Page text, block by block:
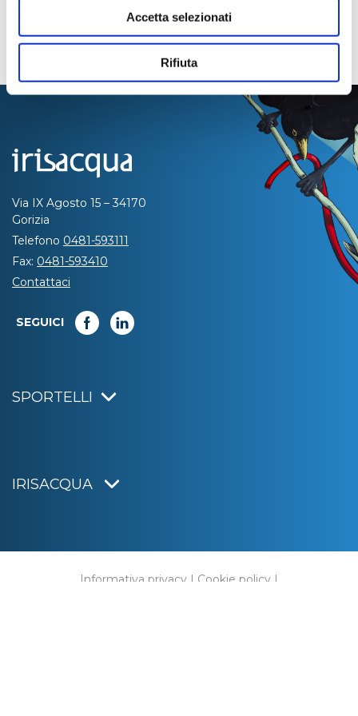
Accetta selezionati
Rifiuta
Via IX Agosto 15 – 34170
Gorizia
Telefono 0481-593111
Fax: 0481-593410
Contattaci
SEGUICI
SPORTELLI
IRISACQUA
Informativa privacy | Cookie policy |